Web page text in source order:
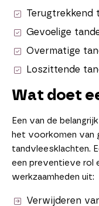
Terugtrekkend
Gevoelige
Overmatige
Loszittende
Wat doet
Een van de
het voorkomen van
tandvleesklachten.
een preventieve rol
werkzaamheden uit:
Verwijderen